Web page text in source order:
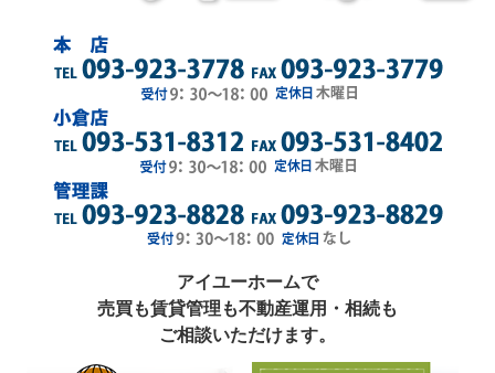
アイユーホームで
売買も賃貸管理も不動産運用・相続も
ご相談いただけます。